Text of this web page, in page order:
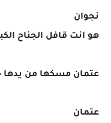
نجوان
هو انت قافل الجناح
عتمان مسكها من يدها
عتمان